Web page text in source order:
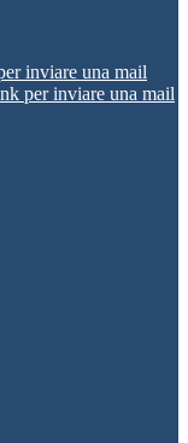
inviare una mail
per inviare una mail